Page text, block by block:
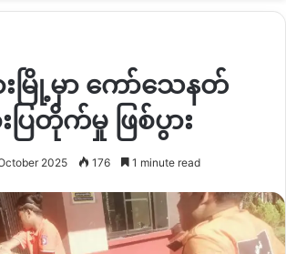
ားမြို့မှာ ကော်သေနတ်
ြတိုက်မှု ဖြစ်ပွား
2025 176 1 minute read